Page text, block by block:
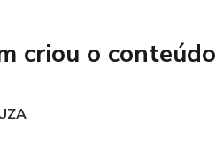
criou o conteúdo